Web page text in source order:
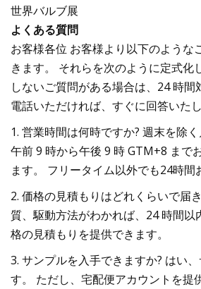
世界バルブ展
よくある質問
お客様各位 お客様より以下のような
きます。 それらを次のように定式化
しないご質問がある場合は、24 時間
電話いただければ、すぐに回答いたし
1. 営業時間は何時ですか? 週末を除
午前 9 時から午後 9 時 GTM+8 まで
ます。 フリータイム以外でも24時間
2. 価格の見積もりはどれくらいで届
質、駆動方法がわかれば、24 時間以
格の見積もりを提供できます。
3. サンプルを入手できますか? はい
す。 ただし、宅配便アカウントを提